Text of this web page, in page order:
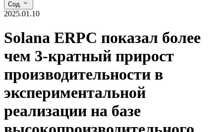
Сод.
2025.01.10
Solana ERPC показал более
чем 3-кратный прирост
производительности в
экспериментальной
реализации на базе